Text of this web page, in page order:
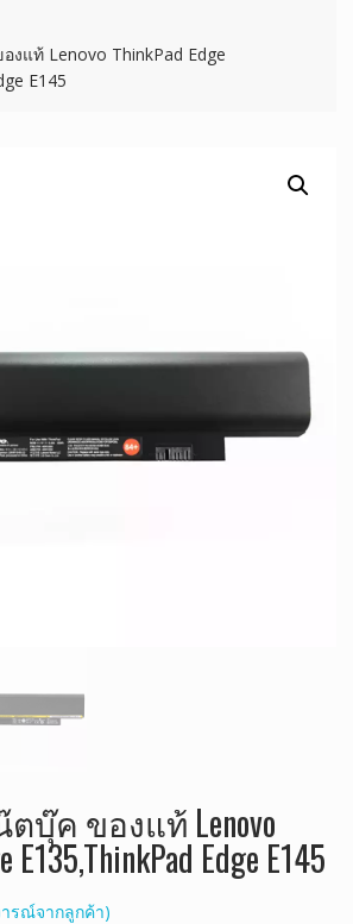
งแท้ Lenovo ThinkPad Edge
E145
บุ๊ค ของแท้ Lenovo
E135,ThinkPad Edge E145
รณ์จากลูกค้า)